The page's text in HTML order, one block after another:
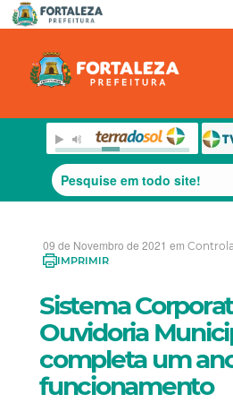
09 de Novembro de 2021 em
IMPRIMIR
Sistema
Ouvidoria
completa um
funcionamento